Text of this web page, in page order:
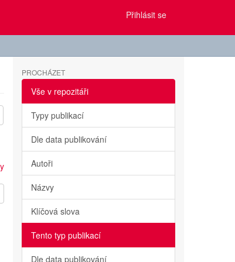
Přihlásit se
PROCHÁZET
Vše v repozitáři
Typy publikací
Dle data publikování
Autoři
Názvy
Klíčová slova
Tento typ publikací
Dle data publikování